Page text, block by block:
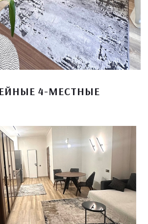
4-МЕСТНЫЕ